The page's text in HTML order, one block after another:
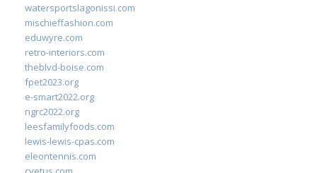
watersportslagonissi.com
mischieffashion.com
eduwyre.com
retro-interiors.com
theblvd-boise.com
fpet2023.org
e-smart2022.org
ngrc2022.org
leesfamilyfoods.com
lewis-lewis-cpas.com
eleontennis.com